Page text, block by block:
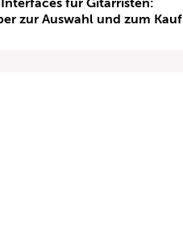
für Gitarristen:
zur Auswahl und zum Kauf